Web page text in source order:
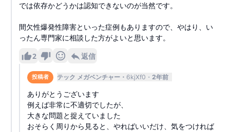
では依存かどうかは認知できないのが当然です。
間欠性爆発性障害といった症例もありますので、やはり、い
ったん専門家に相談した方がよいと思います。
2 返信
投稿者 テック メガベンチャー 6kjXf0 2年前
ありがとうございます
例えば非常に不適切でしたが、
大きな問題と捉えていました
おそらく周りから見ると、やればいいだけ、気をつければ